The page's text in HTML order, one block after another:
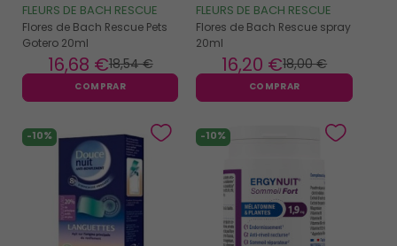
FLEURS DE BACH RESCUE
Flores de Bach Rescue Pets
Gotero 20ml
18,54 €
16,68 €
COMPRAR
FLEURS DE BACH RESCUE
Flores de Bach Rescue spray
20ml
18,00 €
16,20 €
COMPRAR
-10% -10%